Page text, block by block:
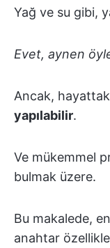
Yağ ve su gibi,
Evet, aynen
Ancak,
yapılabilir.
Ve mükemmel
bulmak üzere.
Bu makalede,
anahtar